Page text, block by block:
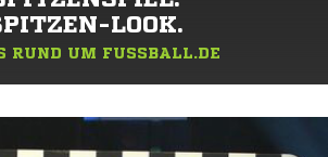
LOOK.
RUND UM FUSSBALL.DE